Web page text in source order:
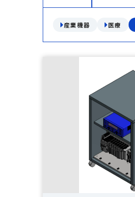
産業機器 医療